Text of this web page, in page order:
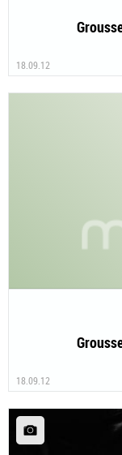
18.09.12
18.09.12